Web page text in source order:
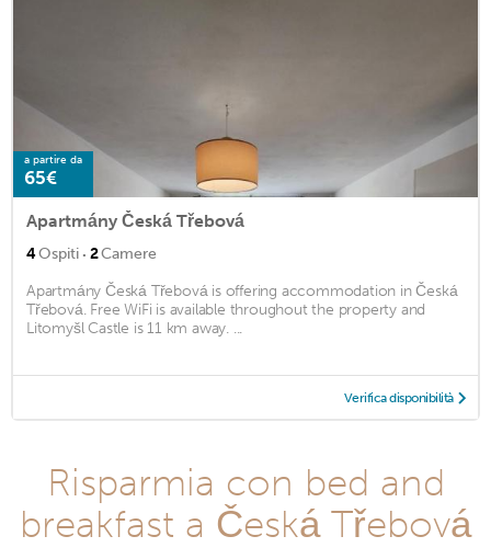
a partire da
65€
Apartmány Česká Třebová
4Ospiti · 2Camere
Apartmány Česká Třebová is offering accommodation in Česká
Třebová. Free WiFi is available throughout the property and
Litomyšl Castle is 11 km away. ...
Verifica disponibilità
Risparmia con bed and
breakfast a Česká Třebová